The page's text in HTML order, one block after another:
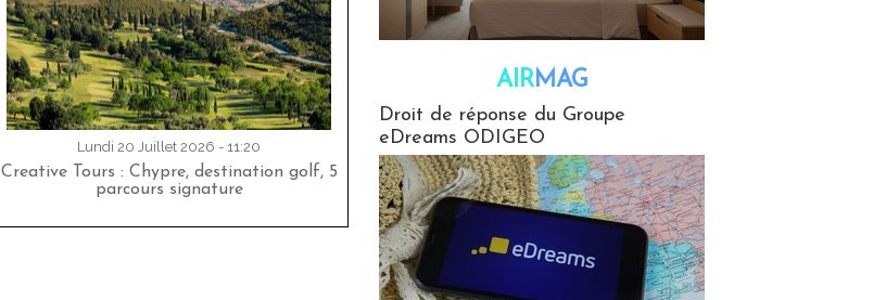
Lundi 20 Juillet 2026 - 11:20
Creative Tours : Chypre, destination golf, 5
parcours signature
AIRMAG
Droit de réponse du Groupe
eDreams ODIGEO